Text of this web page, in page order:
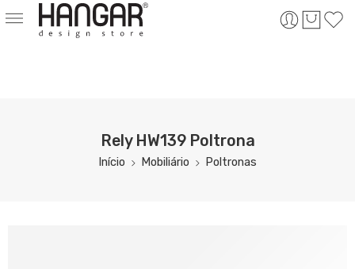
Rely HW139 Poltrona
Início Mobiliário Poltronas